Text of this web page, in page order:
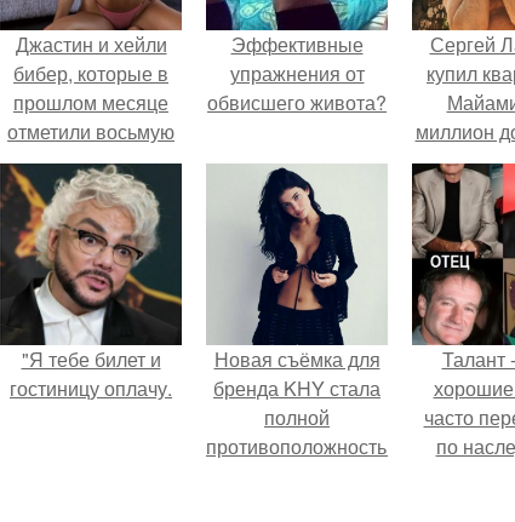
Джастин и хейли
бибер, которые в
прошлом месяце
отметили восьмую
годовщину
помолвки, показали
новые фото с
совместного
отдыха.
Эффективные
упражнения от
обвисшего живота?
Сергей
купил
миллион
"Я тебе билет и
гостиницу оплачу.
Новая съёмка для
бренда KHY стала
полной
противоположностью
Талант
часто
по